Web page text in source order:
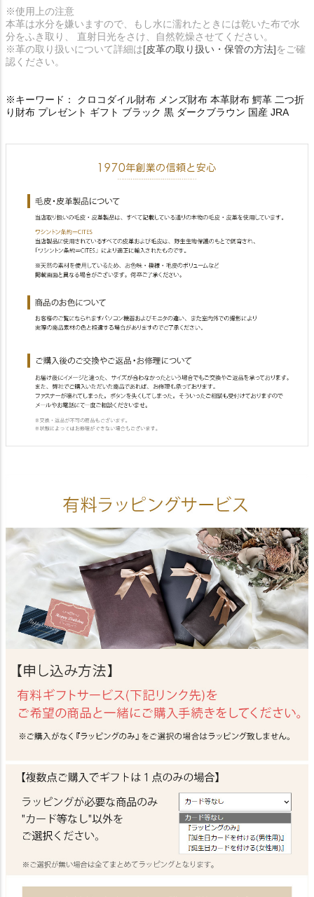
※使用上の注意
本革は水分を嫌いますので、もし水に濡れたときには乾いた布で水
分をふき取り、 直射日光をさけ、自然乾燥させてください。
※革の取り扱いについて詳細は[皮革の取り扱い・保管の方法]をご確
認ください。
※キーワード： クロコダイル財布 メンズ財布 本革財布 鰐革 二つ折
り財布 プレゼント ギフト ブラック 黒 ダークブラウン 国産 JRA